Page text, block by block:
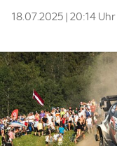
18.07.2025 | 20:14 Uhr